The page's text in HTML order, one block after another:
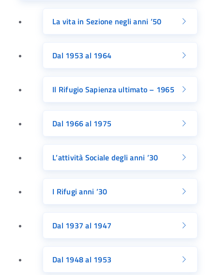
La vita in Sezione negli anni ’50
Dal 1953 al 1964
Il Rifugio Sapienza ultimato – 1965
Dal 1966 al 1975
L’attività Sociale degli anni ’30
I Rifugi anni ’30
Dal 1937 al 1947
Dal 1948 al 1953